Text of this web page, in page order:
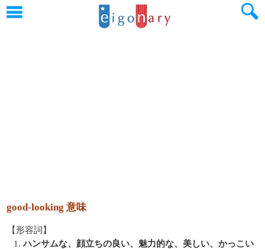
good-looking 意味
【形容詞】
1.ハンサムな、顔立ちの良い、魅力的な、美しい、かっこい